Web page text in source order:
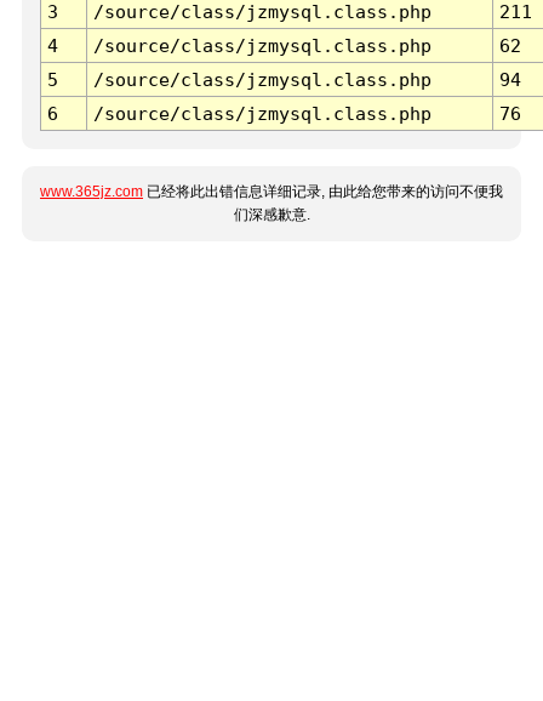
3 /source/class/jzmysql.class.php
211
4
/source/class/jzmysql.class.php
62
5
/source/class/jzmysql.class.php
94
6
/source/class/jzmysql.class.php 76
www.365jz.com 已经将此出错信息详细记录, 由此给您带来的访问不便我
们深感歉意.